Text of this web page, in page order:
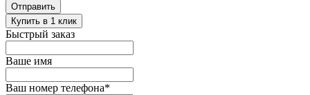
Отправить
Купить в 1 клик
Быстрый заказ
Ваше имя
Ваш номер телефона*